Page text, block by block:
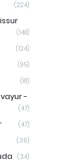
(224)
(148)
(124)
(95)
(81)
-
(47)
(47)
(36)
(34)